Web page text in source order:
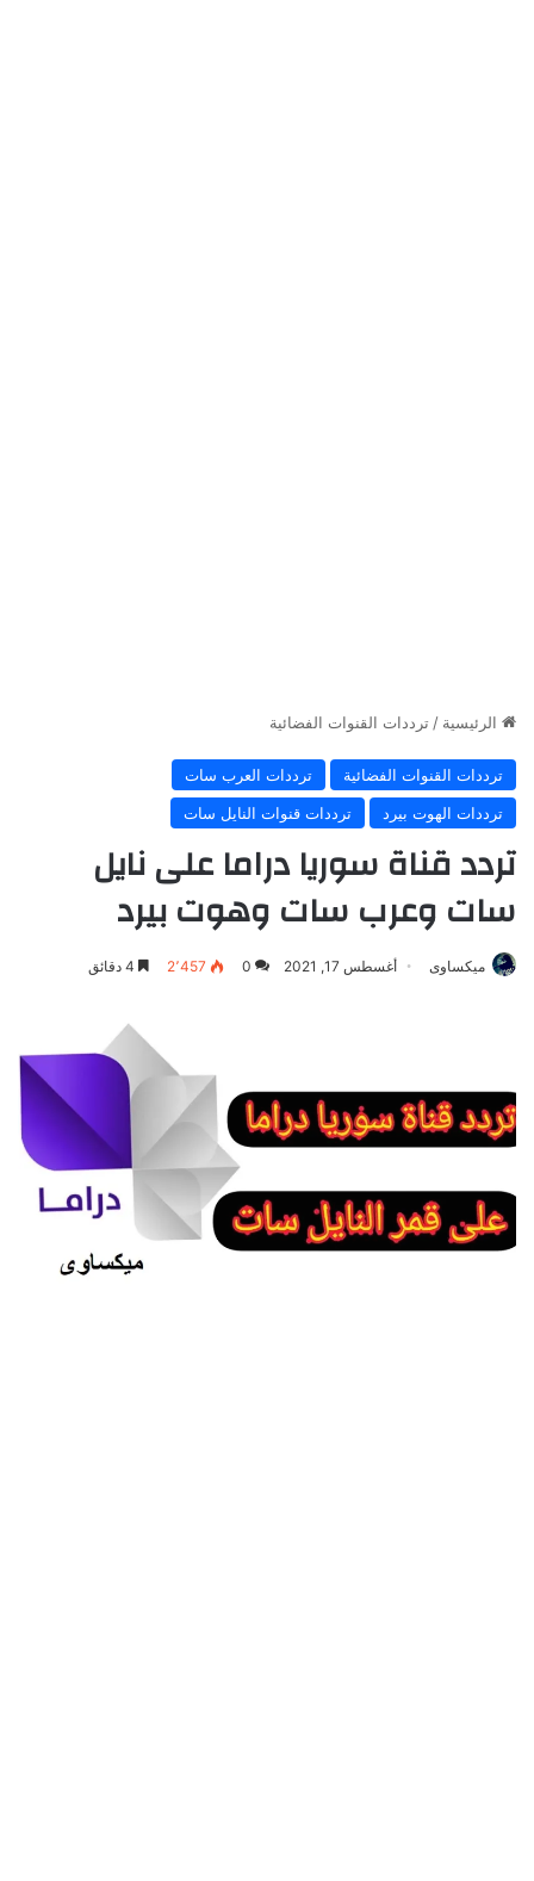
الرئيسية / ترددات القنوات الفضائية
ترددات القنوات الفضائية
ترددات العرب سات
ترددات الهوت بيرد
ترددات قنوات النايل سات
تردد قناة سوريا دراما على نايل
سات وعرب سات وهوت بيرد
ميكساوى أغسطس 17, 2021 0 2٬457